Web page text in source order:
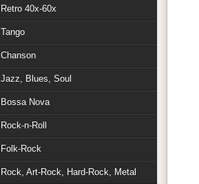
Retro 40x-60x
Tango
Chanson
Jazz, Blues, Soul
Bossa Nova
Rock-n-Roll
Folk-Rock
Rock, Art-Rock, Hard-Rock, Metal